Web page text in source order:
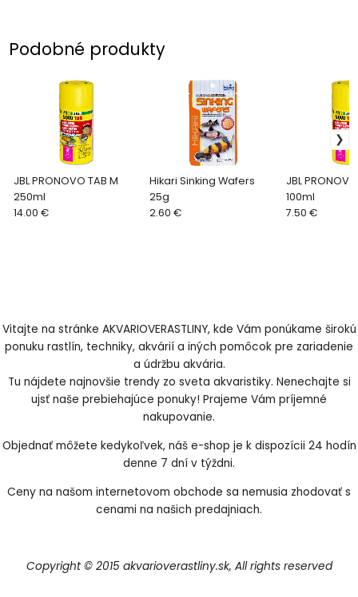
Podobné produkty
JBL PRONOVO TAB M
250ml
14.00 €
Hikari Sinking Wafers
25g
2.60 €
JBL
100ml
7.50 €
Vitajte na stránke AKVARIOVERASTLINY, kde Vám ponúkame širokú
ponuku rastlín, techniky, akvárií a iných pomôcok pre zariadenie
a údržbu akvária.
Tu nájdete najnovšie trendy zo sveta akvaristiky. Nenechajte si
ujsť naše prebiehajúce ponuky! Prajeme Vám príjemné
nakupovanie.
Objednať môžete kedykoľvek, náš e-shop je k dispozícii 24 hodín
denne 7 dní v týždni.
Ceny na našom internetovom obchode sa nemusia zhodovať s
cenami na našich predajniach.
Copyright © 2015 akvarioverastliny.sk, All rights reserved